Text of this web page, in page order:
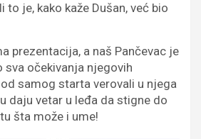
to je, kako kaže Dušan, već bio
prezentacija, a naš Pančevac je
sva očekivanja njegovih
samog starta verovali u njega
daju vetar u leđa da stigne do
šta može i ume!